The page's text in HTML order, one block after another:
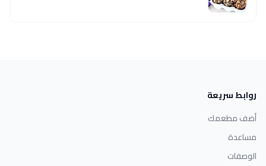
روابط سريعة
أضف مطعمك
مساعدة
الوصفات